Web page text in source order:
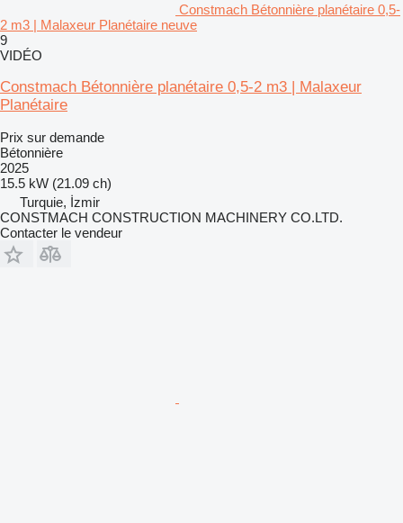
Constmach Bétonnière planétaire 0,5-
2 m3 | Malaxeur Planétaire neuve
9
VIDÉO
Constmach Bétonnière planétaire 0,5-2 m3 | Malaxeur
Planétaire
Prix sur demande
Bétonnière
2025
15.5 kW (21.09 ch)
Turquie, İzmir
CONSTMACH CONSTRUCTION MACHINERY CO.LTD.
Contacter le vendeur